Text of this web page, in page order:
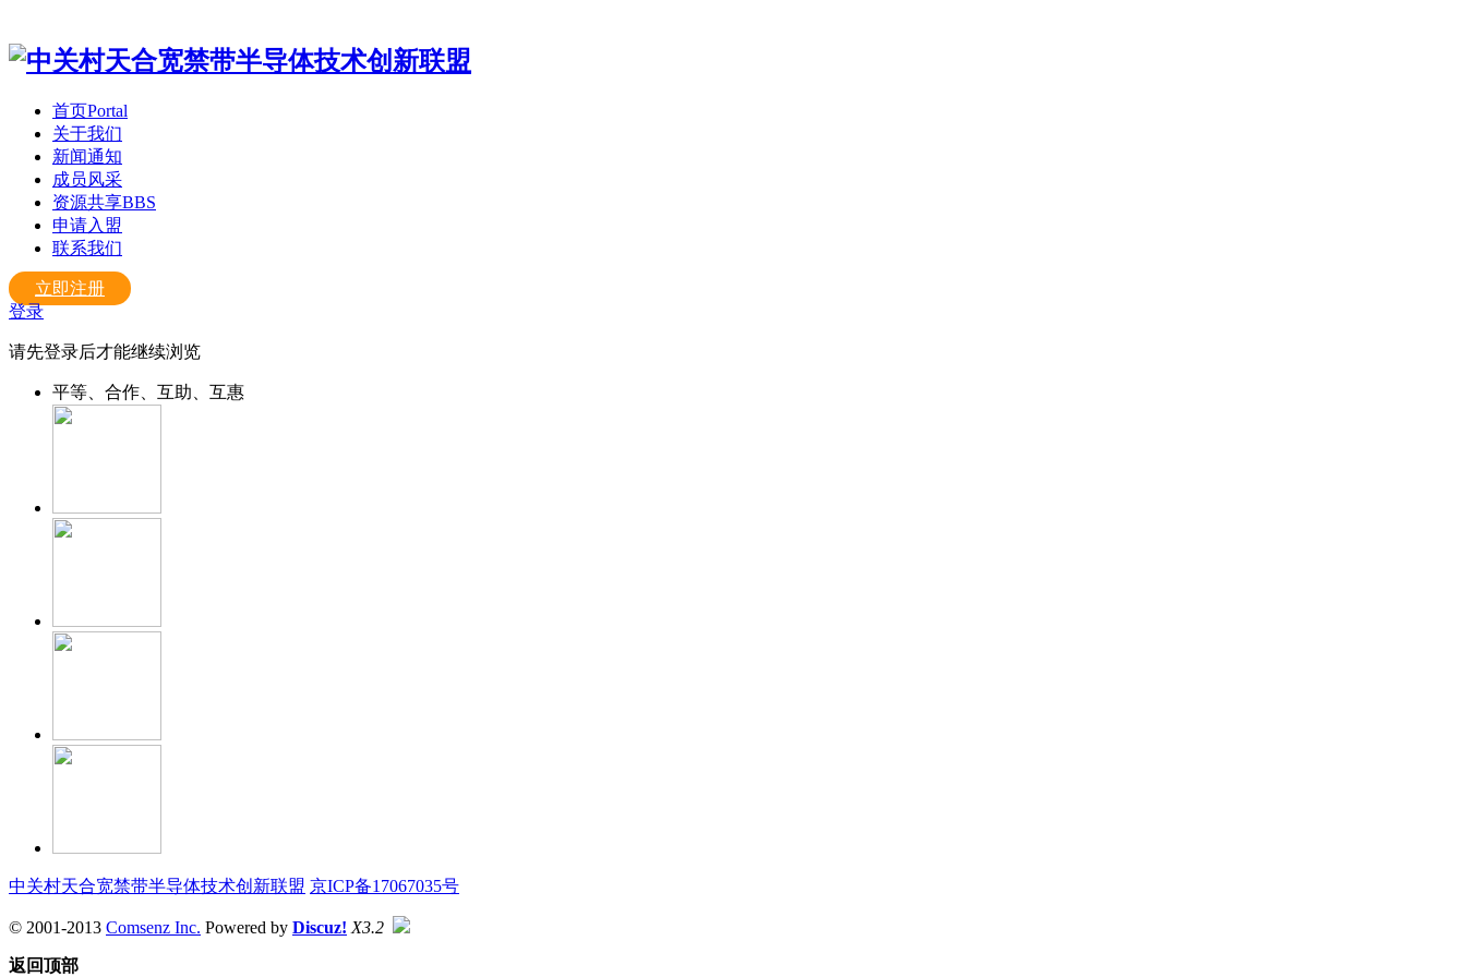
首页Portal
关于我们
新闻通知
成员风采
资源共享BBS
申请入盟
联系我们
立即注册
登录
请先登录后才能继续浏览
平等、合作、互助、互惠
中关村天合宽禁带半导体技术创新联盟 京ICP备17067035号
© 2001-2013 Comsenz Inc. Powered by Discuz! X3.2
返回顶部